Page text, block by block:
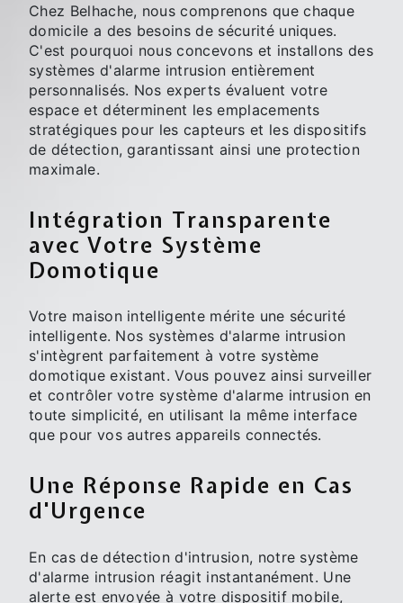
Chez Belhache, nous comprenons que chaque
domicile a des besoins de sécurité uniques.
C'est pourquoi nous concevons et installons des
systèmes d'alarme intrusion entièrement
personnalisés. Nos experts évaluent votre
espace et déterminent les emplacements
stratégiques pour les capteurs et les dispositifs
de détection, garantissant ainsi une protection
maximale.
Intégration Transparente
avec Votre Système
Domotique
Votre maison intelligente mérite une sécurité
intelligente. Nos systèmes d'alarme intrusion
s'intègrent parfaitement à votre système
domotique existant. Vous pouvez ainsi surveiller
et contrôler votre système d'alarme intrusion en
toute simplicité, en utilisant la même interface
que pour vos autres appareils connectés.
Une Réponse Rapide en Cas
d'Urgence
En cas de détection d'intrusion, notre système
d'alarme intrusion réagit instantanément. Une
alerte est envoyée à votre dispositif mobile,